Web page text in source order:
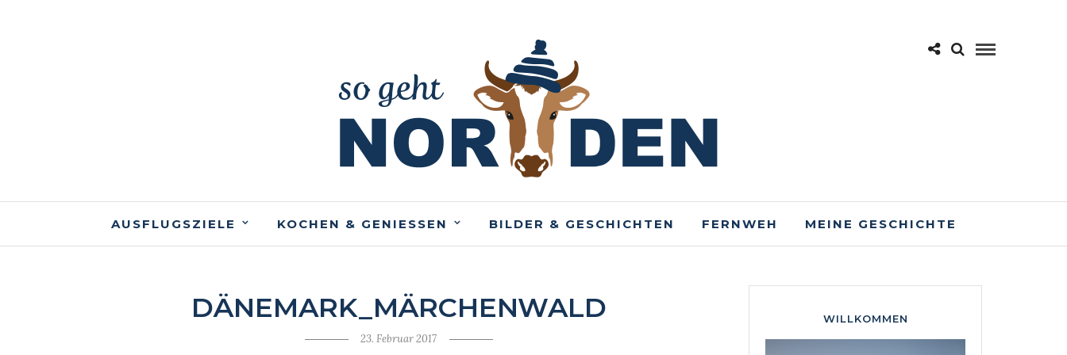
AUSFLUGSZIELE KOCHEN & GENIESSEN BILDER & GESCHICHTEN FERNWEH MEINE GESCHICHTE
DÄNEMARK_MÄRCHENWALD
23. Februar 2017
WILLKOMMEN